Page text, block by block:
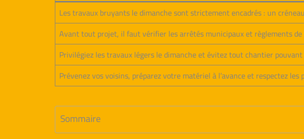
Les travaux bruyants le dimanche sont strictement encadrés : un
Avant tout projet, il faut vérifier les arrêtés municipaux et règlements
Privilégiez les travaux légers le dimanche et évitez tout chantier
Prévenez vos voisins, préparez votre matériel à l’avance et respectez
Sommaire